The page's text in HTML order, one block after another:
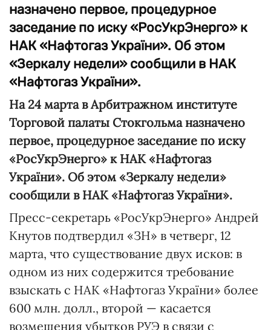
назначено первое, процедурное
заседание по иску «РосУкрЭнерго» к
НАК «Нафтогаз України». Об этом
«Зеркалу недели» сообщили в НАК
«Нафтогаз України».
На 24 марта вАрбитражном институте
Торговой палаты Стокгольма назначено
первое, процедурное заседание по иску
«РосУкрЭнерго» к НАК «Нафтогаз
України». Об этом «Зеркалу недели»
сообщили в НАК «Нафтогаз України».
Пресс-секретарь «РосУкрЭнерго» Андрей
Кнутов подтвердил «ЗН» в четверг, 12
марта, что существование двух исков: в
одном из них содержится требование
взыскать с НАК «Нафтогаз України» более
600 млн. долл., второй — касается
возмещения убытков РУЭ в связи с